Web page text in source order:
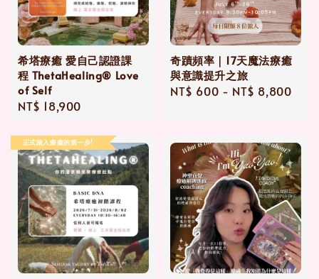
希塔療癒 愛自己認證課
程 ThetaHealing® Love
of Self
Regular
NT$ 18,900
奇蹟頻率｜17天魔法療癒
與意識提升之旅
Regular
NT$ 600 - NT$ 8,800
正式踏入療癒的第一步!